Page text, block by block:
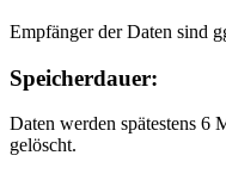
Empfänger der Daten sind
Speicherdauer:
Daten werden spätestens 6
gelöscht.